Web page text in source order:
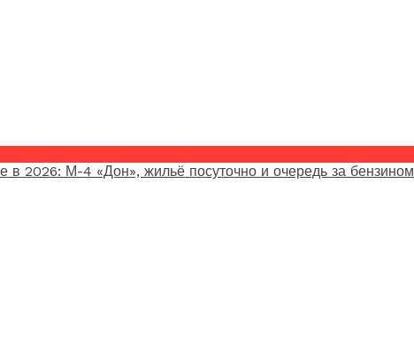
в 2026: М-4 «Дон», жильё посуточно и очередь за бензином